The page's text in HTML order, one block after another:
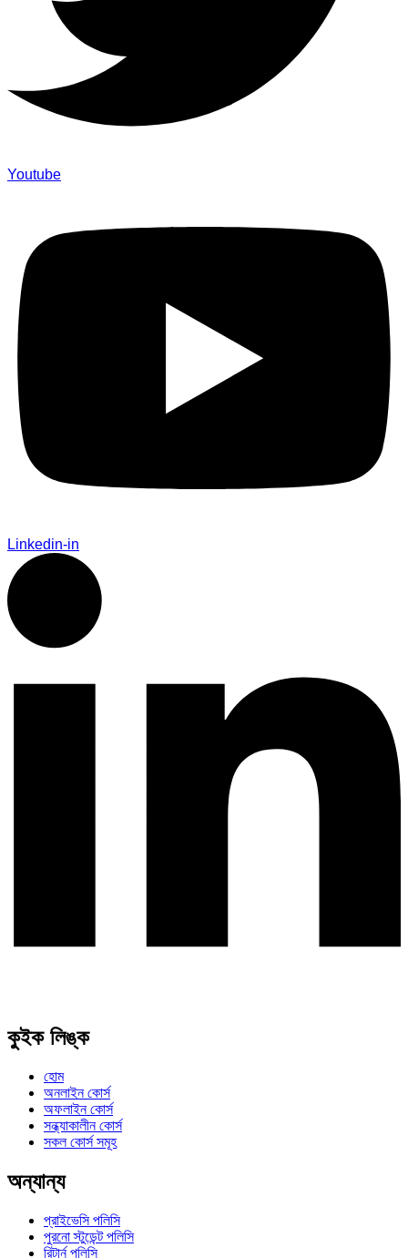
Youtube
Linkedin-in
কুইক লিঙ্ক
হোম
অনলাইন কোর্স
অফলাইন কোর্স
সন্ধ্যাকালীন কোর্স
সকল কোর্স সমূহ
অন্যান্য
প্রাইভেসি পলিসি
পুরনো স্টুডেন্ট পলিসি
রিটার্ন পলিসি